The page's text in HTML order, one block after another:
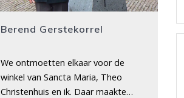
Berend Gerstekorrel
We ontmoetten elkaar voor de
winkel van Sancta Maria, Theo
Christenhuis en ik. Daar maakte…